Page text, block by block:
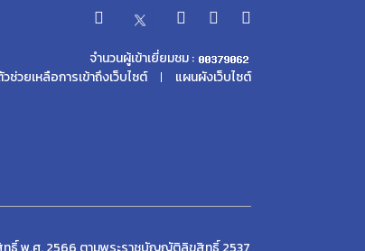
จำนวนผู้เข้าเยี่ยมชม :
ช่วยเหลือการเข้าถึงเว็บไซต์
แผนผังเว็บไซต์